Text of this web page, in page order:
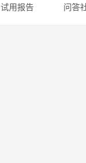
试用报告 问答